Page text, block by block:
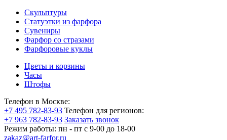
Скульптуры
Статуэтки из фарфора
Сувениры
Фарфор со стразами
Фарфоровые куклы
Цветы и корзины
Часы
Штофы
Телефон в Москве:
+7 495 782-83-93 Телефон для регионов:
+7 963 782-83-93 Заказать звонок
Режим работы: пн - пт c 9-00 до 18-00
zakaz@art-farfor.ru